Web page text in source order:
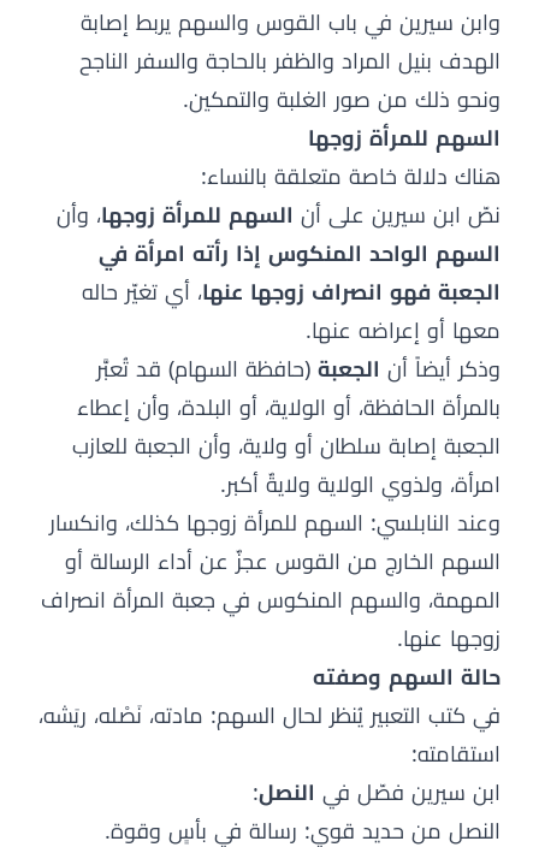
وابن سيرين في باب القوس والسهم يربط إصابة
الهدف بنيل المراد والظفر بالحاجة والسفر الناجح
ونحو ذلك من صور الغلبة والتمكين.
السهم للمرأة زوجها
هناك دلالة خاصة متعلقة بالنساء:
نصّ ابن سيرين على أن السهم للمرأة زوجها، وأن
السهم الواحد المنكوس إذا رأته امرأة في
الجعبة فهو انصراف زوجها عنها، أي تغيّر حاله
معها أو إعراضه عنها.
وذكر أيضاً أن الجعبة(حافظة السهام) قد تُعبَّر
بالمرأة الحافظة، أو الولاية، أو البلدة، وأن إعطاء
الجعبة إصابة سلطان أو ولاية، وأن الجعبة للعازب
امرأة، ولذوي الولاية ولايةٌ أكبر.
وعند النابلسي: السهم للمرأة زوجها كذلك، وانكسار
السهم الخارج من القوس عجزٌ عن أداء الرسالة أو
المهمة، والسهم المنكوس في جعبة المرأة انصراف
زوجها عنها.
حالة السهم وصفته
في كتب التعبير يُنظر لحال السهم: مادته، نَصْله، ريَشه،
استقامته:
ابن سيرين فصّل في النصل:
النصل من حديد قوي: رسالة في بأسٍ وقوة.